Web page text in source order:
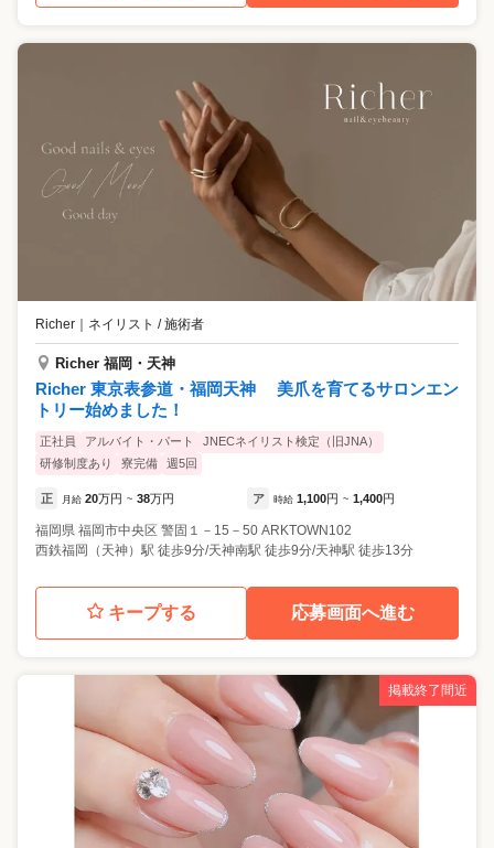
Richer ｜ ネイリスト / 施術者
Richer 福岡・天神
Richer 東京表参道・福岡天神 美爪を育てるサロンエン
トリー始めました！
正社員 アルバイト・パート
JNECネイリスト検定（旧JNA）
研修制度あり
寮完備 週5回
正 月給 20万円 ~ 38万円 ア 時給 1,100円 ~ 1,400円
福岡県 福岡市中央区 警固１－15－50 ARKTOWN102
西鉄福岡（天神）駅 徒歩9分/天神南駅 徒歩9分/天神駅 徒歩13分
キープする 応募画面へ進む
掲載終了間近